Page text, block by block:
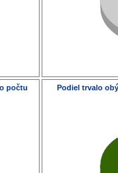
počtu
Podiel trvalo